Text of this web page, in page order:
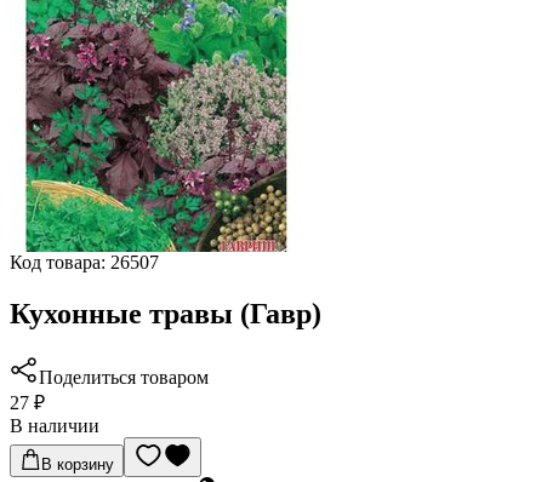
Код товара: 26507
Кухонные травы (Гавр)
Поделиться товаром
27 ₽
В наличии
В корзину